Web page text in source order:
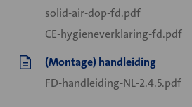
solid-air-dop-fd.pdf
CE-hygieneverklaring-fd.pdf
(Montage) handleiding
FD-handleiding-NL-2.4.5.pdf